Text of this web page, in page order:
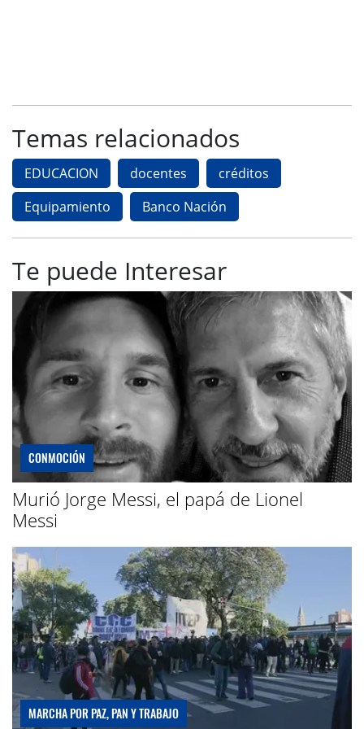
Temas relacionados
EDUCACION docentes
créditos
Equipamiento
Banco Nación
Te puede Interesar
CONMOCIÓN
Murió Jorge Messi, el papá de Lionel
Messi
MARCHA POR PAZ, PAN Y TRABAJO